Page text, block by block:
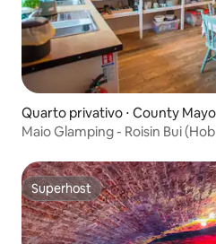
Quarto privativo ⋅ County Mayo
Maio Glamping - Roisin Bui
Superhost
Superhost